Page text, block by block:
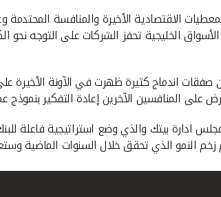
الاقتصادية الأخيرة والمنافسة
الخليجية تحفز الشركات على التوجه
صفقات اندماج كثيرة ظهرت في الآونة الأخيرة
على المنافسين الآخرين إعادة التفكير بنموذج
النمو الذي تحقق خلال السنوات الماضية